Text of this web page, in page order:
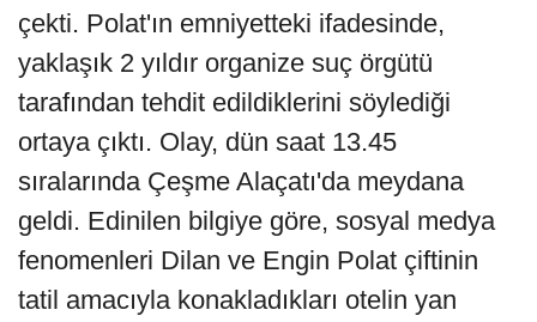
çekti. Polat'ın emniyetteki ifadesinde,
yaklaşık 2 yıldır organize suç örgütü
tarafından tehdit edildiklerini söylediği
ortaya çıktı. Olay, dün saat 13.45
sıralarında Çeşme Alaçatı'da meydana
geldi. Edinilen bilgiye göre, sosyal medya
fenomenleri Dilan ve Engin Polat çiftinin
tatil amacıyla konakladıkları otelin yan